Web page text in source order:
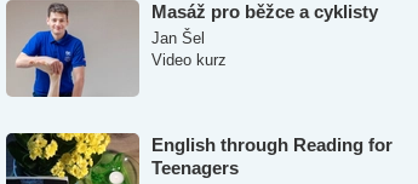
Masáž pro běžce a cyklisty
Jan Šel
Video kurz
English through Reading for
Teenagers